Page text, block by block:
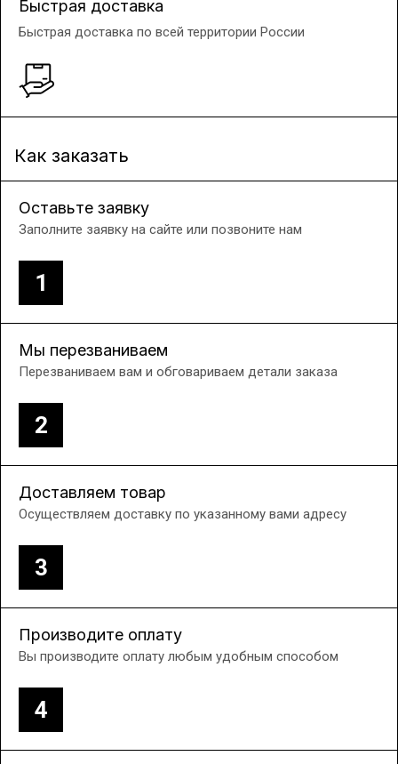
Быстрая доставка
Быстрая доставка по всей территории России
Как заказать
1
Оставьте заявку
Заполните заявку на сайте или позвоните нам
2
Мы перезваниваем
Перезваниваем вам и обговариваем детали заказа
3
Доставляем товар
Осуществляем доставку по указанному вами адресу
4
Производите оплату
Вы производите оплату любым удобным способом